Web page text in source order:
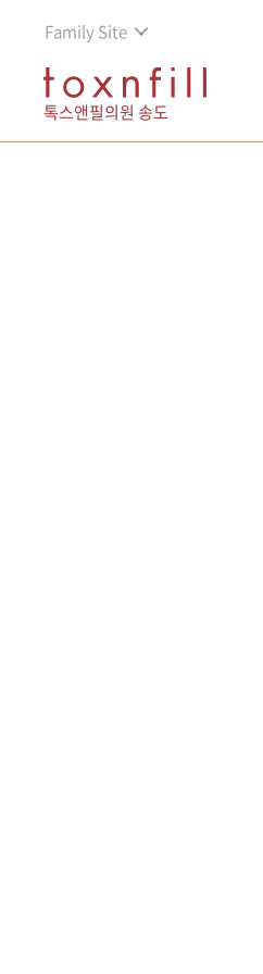
Family Site
톡스앤필의원 송도